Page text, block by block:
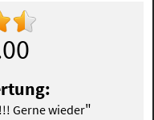
Gerne wieder"